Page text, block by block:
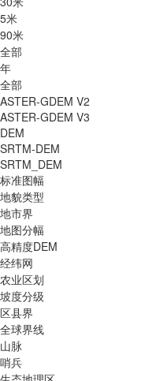
5米
90米
全部
年
全部
ASTER-GDEM V2
ASTER-GDEM V3
DEM
SRTM-DEM
SRTM_DEM
标准图幅
地貌类型
地市界
地图分幅
高精度DEM
经纬网
农业区划
坡度分级
区县界
全球界线
山脉
哨兵